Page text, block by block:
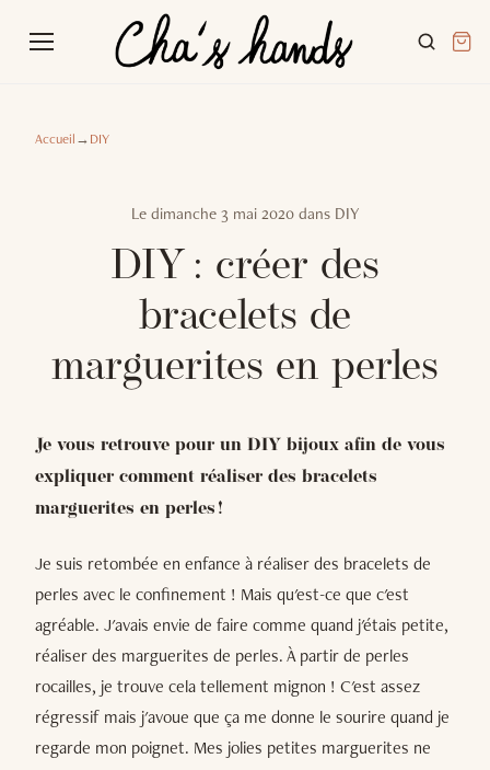
Accueil→DIY
Le dimanche 3 mai 2020dans DIY
DIY : créer des
bracelets de
marguerites en perles
Je vous retrouve pour un DIY bijoux afin de vous
expliquer comment réaliser des bracelets
marguerites en perles !
Je suis retombée en enfance à réaliser des bracelets de
perles avec le confinement ! Mais qu'est-ce que c'est
agréable. J'avais envie de faire comme quand j'étais petite,
réaliser des marguerites de perles. À partir de perles
rocailles, je trouve cela tellement mignon ! C'est assez
régressif mais j'avoue que ça me donne le sourire quand je
regarde mon poignet. Mes jolies petites marguerites ne